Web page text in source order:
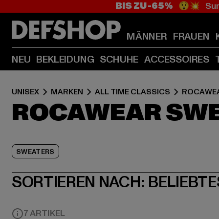
BIS ZU -65% 😲💥
MÄNNER FRAUEN
NEU BEKLEIDUNG SCHUHE ACCESSOIRES
UNISEX MARKEN ALL TIME CLASSICS
ROCAWEAR
SWEATERS
SORTIEREN NACH:
7 ARTIKEL